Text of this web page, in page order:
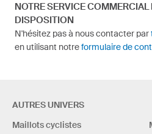
NOTRE SERVICE COMMERCIAL
DISPOSITION
N'hésitez pas à nous contacter par
en utilisant notreformulaire de
AUTRES UNIVERS
Maillots cyclistes